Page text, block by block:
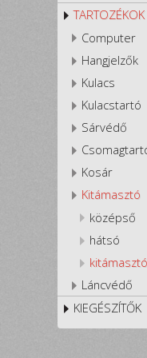
TARTOZÉKOK
Computer
Hangjelzők
Kulacs
Kulacstartó
Sárvédő
Kosár
Kitámasztó
középső
hátsó
Láncvédő
KIEGÉSZÍTŐK